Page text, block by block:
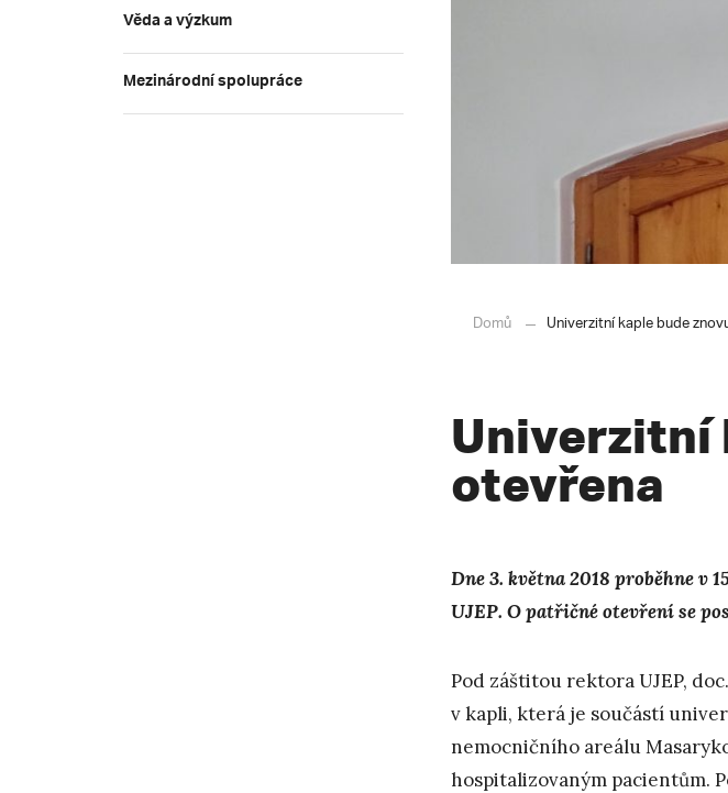
Věda a výzkum
Mezinárodní spolupráce
Domů Univerzitní kaple bude
Univerzitní
otevřena
Dne 3. května 2018 proběhne
UJEP. O patřičné otevření se
Pod záštitou rektora UJEP,
v kapli, která je součástí
nemocničního areálu
hospitalizovaným pacientům.